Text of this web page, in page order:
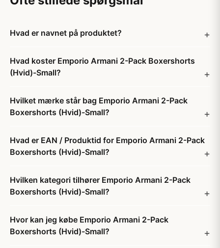
Hvad er navnet på produktet?
Hvad koster Emporio Armani 2-Pack Boxershorts
(Hvid)-Small?
Hvilket mærke står bag Emporio Armani 2-Pack
Boxershorts (Hvid)-Small?
Hvad er EAN / Produktid for Emporio Armani 2-Pack
Boxershorts (Hvid)-Small?
Hvilken kategori tilhører Emporio Armani 2-Pack
Boxershorts (Hvid)-Small?
Hvor kan jeg købe Emporio Armani 2-Pack
Boxershorts (Hvid)-Small?